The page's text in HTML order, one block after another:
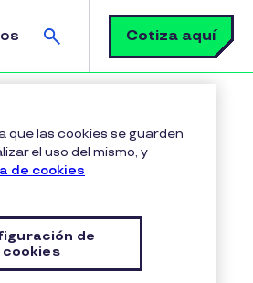
Buscar
Cotiza aquí
para una
efectiva
en las áreas claves de
que las cookies se guarden
el uso del mismo, y
de cookies
de
cookies